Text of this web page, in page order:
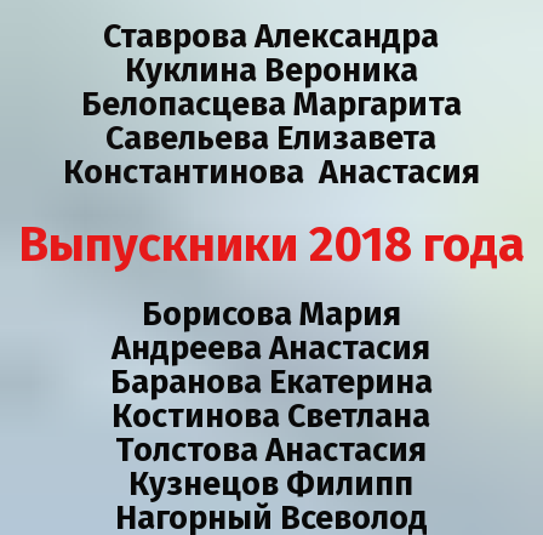
Ставрова Александра
Куклина Вероника
Белопасцева Маргарита
Савельева Елизавета
Константинова  Анастасия
Выпускники 2018 года
Борисова Мария
Андреева Анастасия
Баранова Екатерина
Костинова Светлана
Толстова Анастасия
Кузнецов Филипп
Нагорный Всеволод